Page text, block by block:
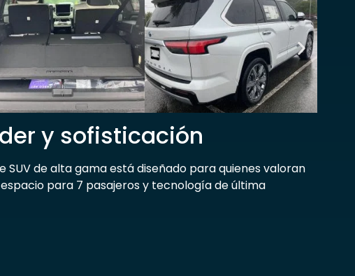
y sofisticación
de alta gama está diseñado para quienes valoran
para 7 pasajeros y tecnología de última